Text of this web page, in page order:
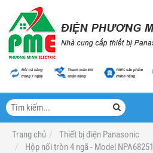
Trang chủ
Thiết bị điện Panasonic
Hộp nối tròn 4 ngã - Model NPA68251